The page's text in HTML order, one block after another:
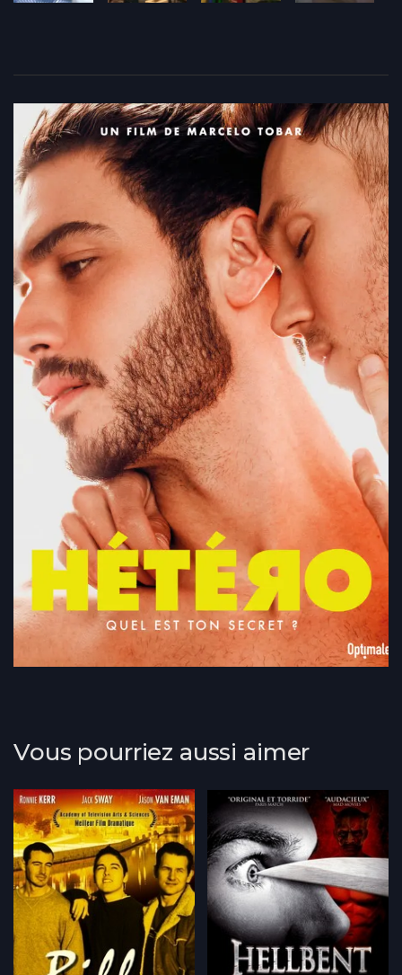
Vous pourriez aussi aimer